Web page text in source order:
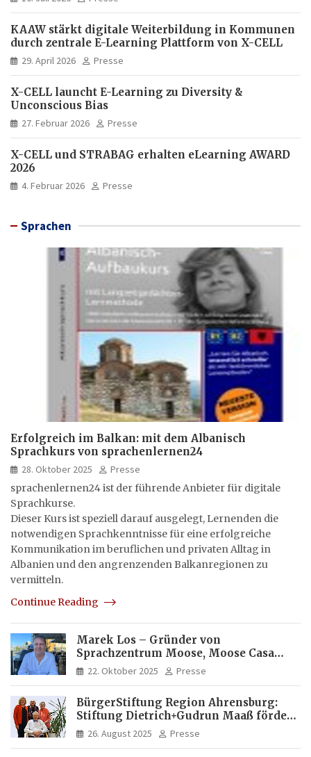
KAAW stärkt digitale Weiterbildung in Kommunen
durch zentrale E-Learning Plattform von X-CELL
29. April 2026 Presse
X-CELL launcht E-Learning zu Diversity &
Unconscious Bias
27. Februar 2026 Presse
X-CELL und STRABAG erhalten eLearning AWARD
2026
4. Februar 2026 Presse
Sprachen
Erfolgreich im Balkan: mit dem Albanisch
Sprachkurs von sprachenlernen24
28. Oktober 2025
Presse
sprachenlernen24 ist der führende Anbieter für digitale
Sprachkurse.
Dieser Kurs ist speziell darauf ausgelegt, Lernenden die
notwendigen Sprachkenntnisse für eine erfolgreiche
Kommunikation im beruflichen und privaten Alltag in
Albanien und den angrenzenden Balkanregionen zu
vermitteln.
Continue Reading
Marek Los – Gründer von
Sprachzentrum Moose, Moose Casa
Italia und Apartamento Brasil |
Internationaler Experte für Bildung
22. Oktober 2025 Presse
BürgerStiftung Region Ahrensburg:
Stiftung Dietrich+Gudrun Maaß fördert
Deutschkenntnisse von Frauen
26. August 2025 Presse